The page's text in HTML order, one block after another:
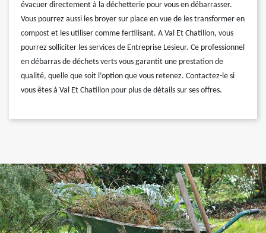
évacuer directement à la déchetterie pour vous en débarrasser.
Vous pourrez aussi les broyer sur place en vue de les transformer en
compost et les utiliser comme fertilisant. A Val Et Chatillon, vous
pourrez solliciter les services de Entreprise Lesieur. Ce professionnel
en débarras de déchets verts vous garantit une prestation de
qualité, quelle que soit l’option que vous retenez. Contactez-le si
vous êtes à Val Et Chatillon pour plus de détails sur ses offres.